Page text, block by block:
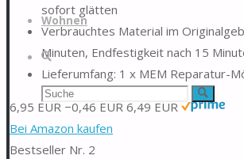
Wohnen
Suche
Suchen
nach:
Suche
sofort glätten
Verbrauchtes Material im
Minuten, Endfestigkeit nach 15
Lieferumfang: 1 x MEM Reparatur-
6,95 EUR −0,46 EUR 6,49 EUR
Bei Amazon kaufen
Bestseller Nr. 2